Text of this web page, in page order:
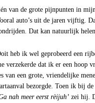
van de grote pijnpunten in
auto’s uit de jaren vijftig.
Dat kan natuurlijk
heb ik wel geprobeerd een
verzekerde dat ik er een hoop
van een grote, vriendelijke
bezorgde. Toen ik bij de
nah meer eerst rèijuh’ zei hij.